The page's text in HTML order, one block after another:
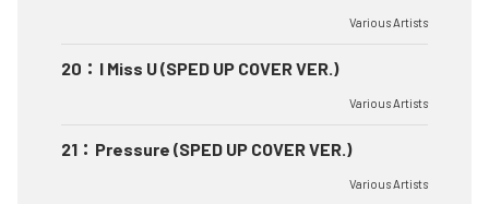
Various Artists
20 ： I Miss U (SPED UP COVER VER.)
Various Artists
21 ： Pressure (SPED UP COVER VER.)
Various Artists